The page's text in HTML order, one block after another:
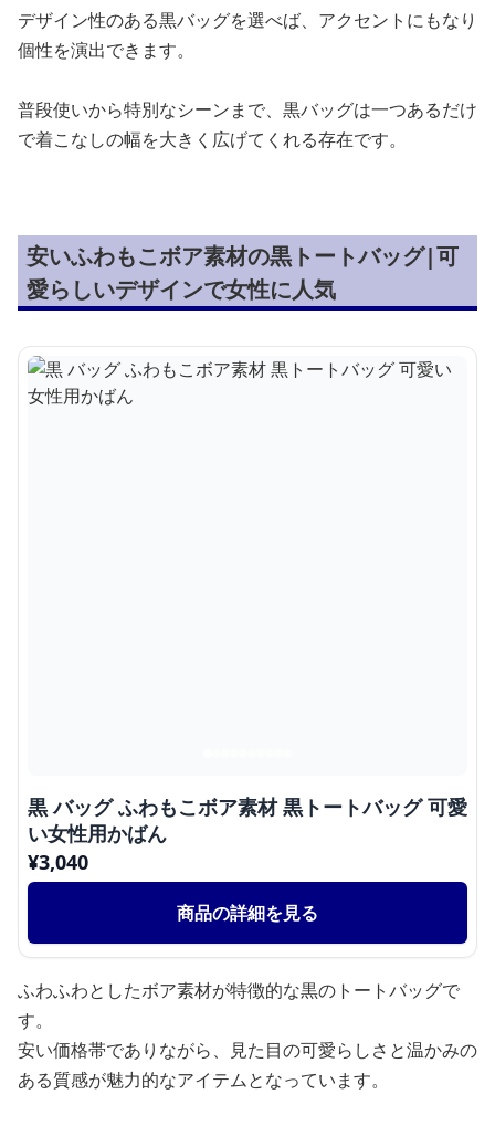
デザイン性のある黒バッグを選べば、アクセントにもなり
個性を演出できます。
普段使いから特別なシーンまで、黒バッグは一つあるだけ
で着こなしの幅を大きく広げてくれる存在です。
安いふわもこボア素材の黒トートバッグ|可
愛らしいデザインで女性に人気
黒 バッグ ふわもこボア素材 黒トートバッグ 可愛
い女性用かばん
¥3,040
商品の詳細を見る
ふわふわとしたボア素材が特徴的な黒のトートバッグで
す。
安い価格帯でありながら、見た目の可愛らしさと温かみの
ある質感が魅力的なアイテムとなっています。